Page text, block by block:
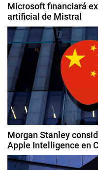
Microsoft financiará
artificial de Mistral
Morgan Stanley
Apple Intelligence en